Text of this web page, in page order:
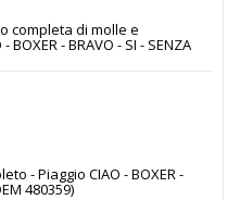
completa di molle e
- BRAVO - SI - SENZA
- Piaggio CIAO - BOXER -
480359)